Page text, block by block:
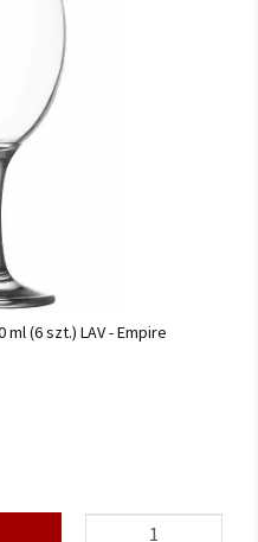
(6 szt.) LAV - Empire